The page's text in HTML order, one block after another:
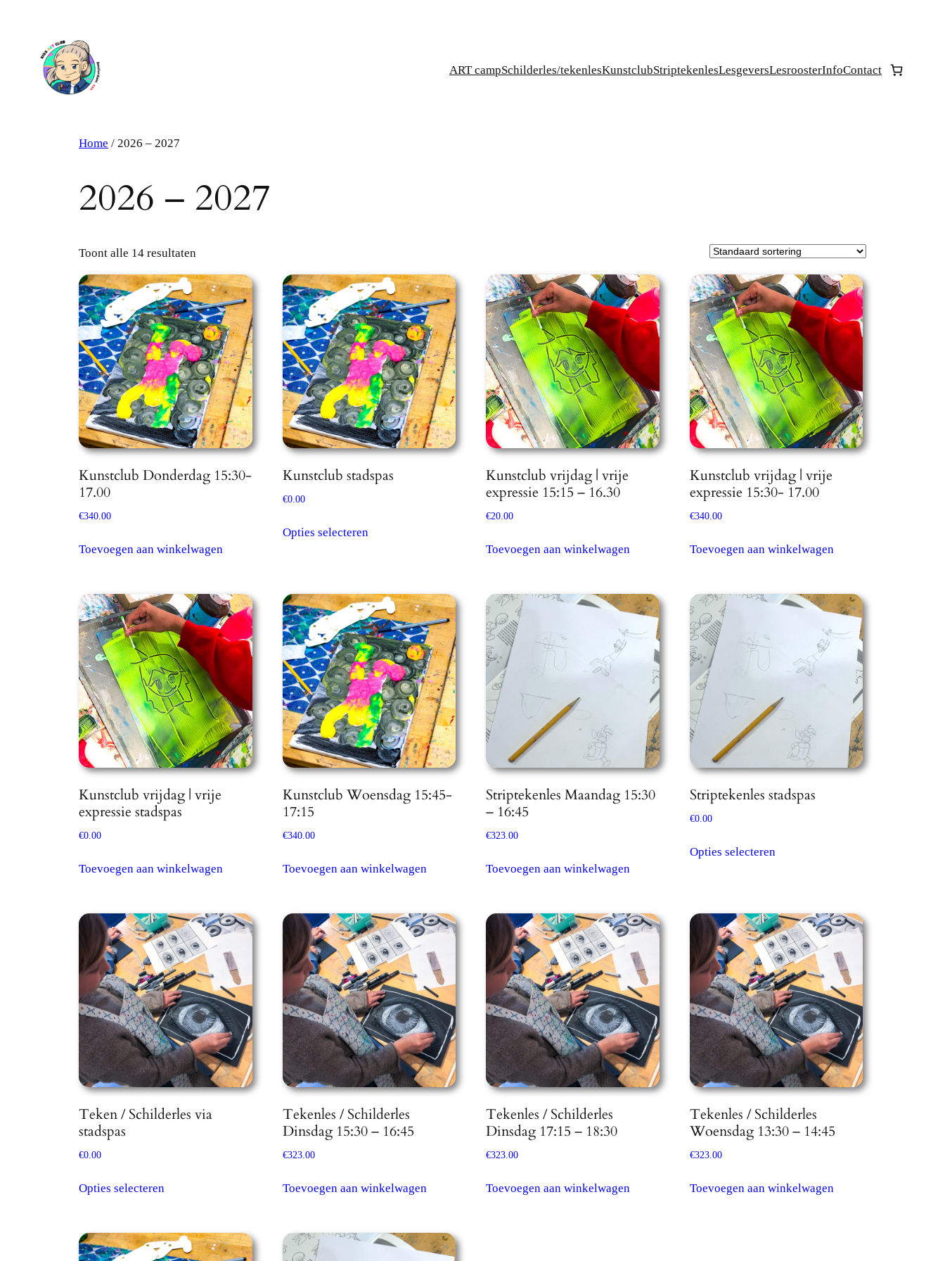
ART campSchilderles/tekenlesKunstclubStriptekenlesLesgeversLesroosterInfoContact
Home / 2026 – 2027
2026 – 2027
Toont alle 14 resultaten
Kunstclub Donderdag 15:30-
17.00
€340.00
Toevoegen aan winkelwagen
Kunstclub stadspas
€0.00
Opties selecterenproduct
variaties.
Deze
optie
kan
gekozen
worden
op
de
productpagina
Kunstclub vrijdag | vrije
expressie 15:15 – 16.30
€20.00
Toevoegen aan winkelwagen
Kunstclub vrijdag | vrije
expressie 15:30- 17.00
€340.00
Toevoegen aan winkelwagen
Kunstclub vrijdag | vrije
expressie stadspas
€0.00
Toevoegen aan winkelwagen
Kunstclub Woensdag 15:45-
17:15
€340.00
Toevoegen aan winkelwagen
Striptekenles Maandag 15:30
– 16:45
€323.00
Toevoegen aan winkelwagen
Striptekenles stadspas
€0.00
Opties selecterenproduct
variaties.
Deze
optie
kan
gekozen
worden
op
de
productpagina
Teken / Schilderles via
stadspas
€0.00
Opties selecteren
meerdere
variaties.
Tekenles / Schilderles
Dinsdag 15:30 – 16:45
€323.00
Toevoegen aan winkelwagen
Tekenles / Schilderles
Dinsdag 17:15 – 18:30
€323.00
Toevoegen aan winkelwagen
Tekenles / Schilderles
Woensdag 13:30 – 14:45
€323.00
Toevoegen aan winkelwagen